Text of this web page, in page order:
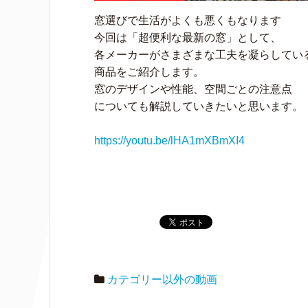
窓選びで生活がよくも悪くもなります
今回は「超便利な最新の窓」として、
各メーカーがさまざまな工夫を凝らしてい
商品をご紹介します。
窓のデザインや性能、空間ごとの注意点
についても解説していきたいと思います。
https://youtu.be/lHA1mXBmXI4
カテゴリー以外の動画